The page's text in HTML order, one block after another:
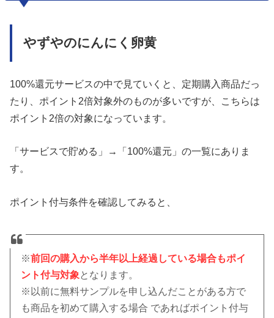
やずやのにんにく卵黄
100%還元サービスの中で見ていくと、定期購入商品だっ
たり、ポイント2倍対象外のものが多いですが、こちらは
ポイント2倍の対象になっています。
「サービスで貯める」→「100%還元」の一覧にありま
す。
ポイント付与条件を確認してみると、
※前回の購入から半年以上経過している場合もポイ
ント付与対象 となります。
※以前に無料サンプルを申し込んだことがある方で
も商品を初めて購入する場合 であればポイント付与